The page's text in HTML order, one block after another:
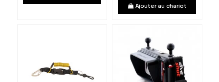
Ajouter au chariot